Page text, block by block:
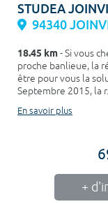
STUDEA
94340
18.45 km- Si vous
proche banlieue, la
être pour vous la
Septembre 2015, la
En savoir plus
+